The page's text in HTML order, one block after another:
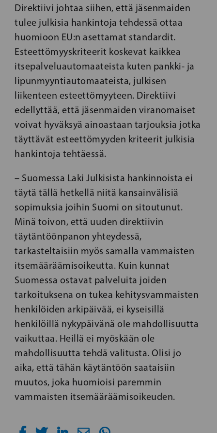
Direktiivi johtaa siihen, että jäsenmaiden
tulee julkisia hankintoja tehdessä ottaa
huomioon EU:n asettamat standardit.
Esteettömyyskriteerit koskevat kaikkea
itsepalveluautomaateista kuten pankki- ja
lipunmyyntiautomaateista, julkisen
liikenteen esteettömyyteen. Direktiivi
edellyttää, että jäsenmaiden viranomaiset
voivat hyväksyä ainoastaan tarjouksia jotka
täyttävät esteettömyyden kriteerit julkisia
hankintoja tehtäessä.
– Suomessa Laki Julkisista hankinnoista ei
täytä tällä hetkellä niitä kansainvälisiä
sopimuksia joihin Suomi on sitoutunut.
Minä toivon, että uuden direktiivin
täytäntöönpanon yhteydessä,
tarkasteltaisiin myös samalla vammaisten
itsemääräämisoikeutta. Kuin kunnat
Suomessa ostavat palveluita joiden
tarkoituksena on tukea kehitysvammaisten
henkilöiden arkipäivää, ei kyseisillä
henkilöillä nykypäivänä ole mahdollisuutta
vaikuttaa. Heillä ei myöskään ole
mahdollisuutta tehdä valitusta. Olisi jo
aika, että tähän käytäntöön saataisiin
muutos, joka huomioisi paremmin
vammaisten itsemääräämisoikeuden.